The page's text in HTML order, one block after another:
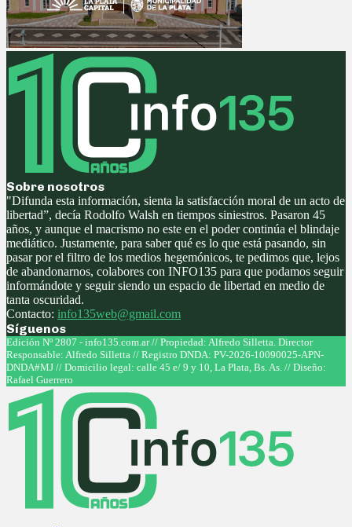
Sobre nosotros
"Difunda esta información, sienta la satisfacción moral de un acto de
libertad”, decía Rodolfo Walsh en tiempos siniestros. Pasaron 45
años, y aunque el macrismo no este en el poder continúa el blindaje
mediático. Justamente, para saber qué es lo que está pasando, sin
pasar por el filtro de los medios hegemónicos, te pedimos que, lejos
de abandonarnos, colabores con INFO135 para que podamos seguir
informándote y seguir siendo un espacio de libertad en medio de
tanta oscuridad.
Contacto: info135web@gmail.com
Síguenos
Facebook
Twitter
Instagram
Youtube
Edición Nº 2807 - info135.com.ar // Propiedad: Alfredo Silletta. Director
Responsable: Alfredo Silletta // Registro DNDA: PV-2026-10090025-APN-
DNDA#MJ // Domicilio legal: calle 45 e/ 9 y 10, La Plata, Bs. As. // Diseño:
Rafael Guerrero